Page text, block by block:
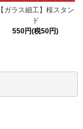
【ガラス細工】桜スタン
ド
550円(税50円)